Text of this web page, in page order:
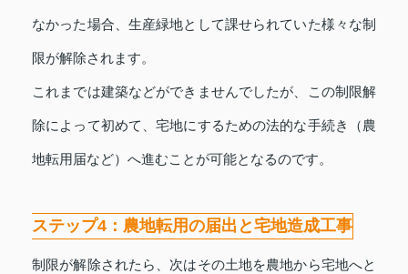
なかった場合、生産緑地として課せられていた様々な制
限が解除されます。
これまでは建築などができませんでしたが、この制限解
除によって初めて、宅地にするための法的な手続き（農
地転用届など）へ進むことが可能となるのです。
ステップ4：農地転用の届出と宅地造成工事
制限が解除されたら、次はその土地を農地から宅地へと